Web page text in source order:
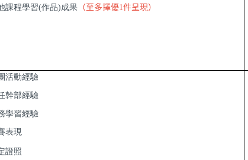
課程學習(作品)成果 （至多擇優1件呈現）
活動經驗
幹部經驗
學習經驗
表現
證照